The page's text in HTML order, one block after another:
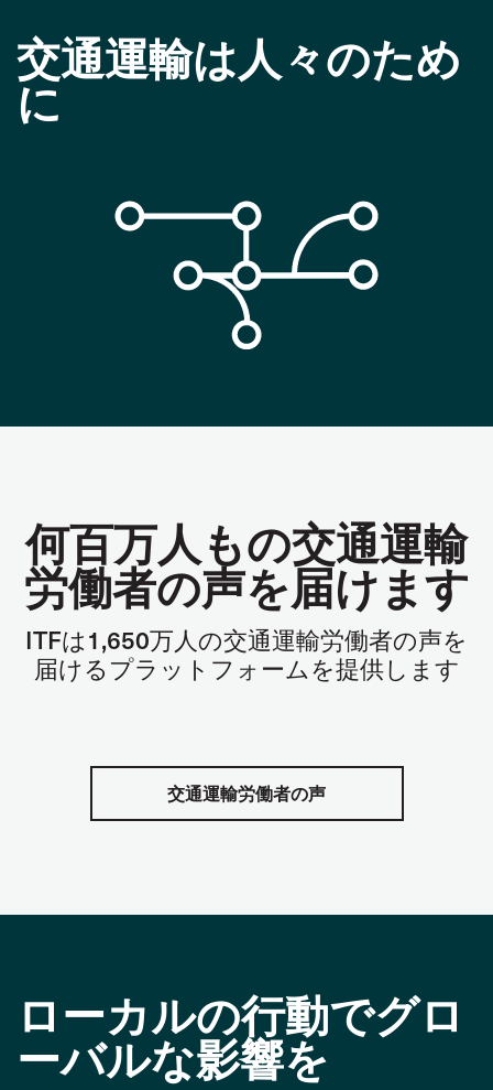
交通運輸は人々のため
に
何百万人もの交通運輸
労働者の声を届けます
ITFは1,650万人の交通運輸労働者の声を
届けるプラットフォームを提供します
交通運輸労働者の声
ローカルの行動でグロ
ーバルな影響を